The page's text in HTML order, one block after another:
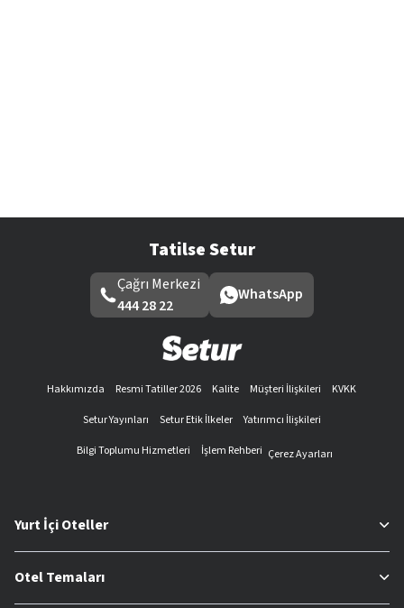
Tatilse Setur
Çağrı Merkezi
444 28 22
WhatsApp
Hakkımızda Resmi Tatiller 2026 Kalite Müşteri İlişkileri
KVKK
Setur Yayınları
Setur Etik İlkeler
Yatırımcı İlişkileri
Bilgi Toplumu Hizmetleri
İşlem Rehberi Çerez Ayarları
Yurt İçi Oteller
Otel Temaları